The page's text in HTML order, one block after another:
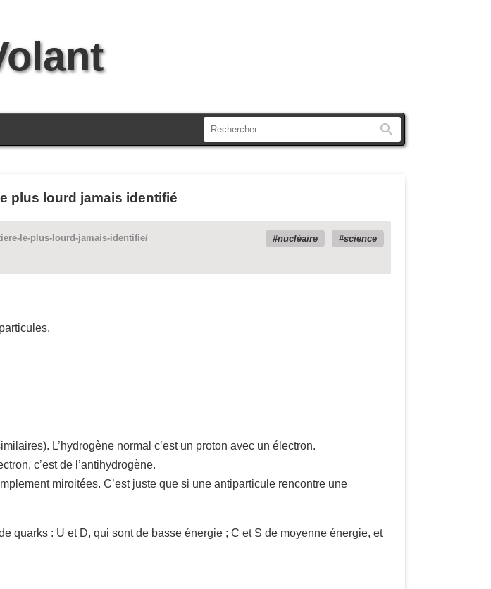
plus lourd jamais identifié
le-plus-lourd-jamais-identifie/ nucléaire
science
L’hydrogène normal c’est un proton avec un électron.
c’est de l’antihydrogène.
miroitées. C’est juste que si une antiparticule rencontre une
quarks : U et D, qui sont de basse énergie ; C et S de moyenne énergie, et